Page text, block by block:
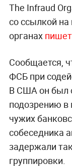
The Infraud
со ссылкой на
органахпишет
Сообщается,
ФСБ при
В США он был
подозрению в
чужих
собеседника
задержали
группировки.